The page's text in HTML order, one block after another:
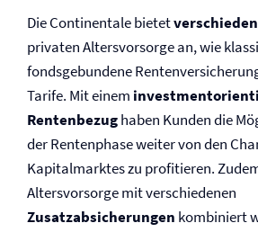
Die Continentale bietet
privaten Altersvorsorge an, wie
fondsgebundene
Tarife. Mit einem
Rentenbezughaben Kunden die
der Rentenphase weiter von den
Kapitalmarktes zu profitieren.
Altersvorsorge mit verschiedenen
Zusatzabsicherungen kombiniert